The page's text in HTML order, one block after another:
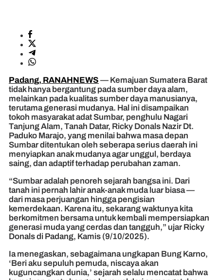
Padang, RANAHNEWS — Kemajuan Sumatera Barat
tidak hanya bergantung pada sumber daya alam,
melainkan pada kualitas sumber daya manusianya,
terutama generasi mudanya. Hal ini disampaikan
tokoh masyarakat adat Sumbar, penghulu Nagari
Tanjung Alam, Tanah Datar, Ricky Donals Nazir Dt.
Paduko Marajo, yang menilai bahwa masa depan
Sumbar ditentukan oleh seberapa serius daerah ini
menyiapkan anak mudanya agar unggul, berdaya
saing, dan adaptif terhadap perubahan zaman.
“Sumbar adalah penoreh sejarah bangsa ini. Dari
tanah ini pernah lahir anak-anak muda luar biasa —
dari masa perjuangan hingga pengisian
kemerdekaan. Karena itu, sekarang waktunya kita
berkomitmen bersama untuk kembali mempersiapkan
generasi muda yang cerdas dan tangguh,” ujar Ricky
Donals di Padang, Kamis (9/10/2025).
Ia menegaskan, sebagaimana ungkapan Bung Karno,
‘Beri aku sepuluh pemuda, niscaya akan
kuguncangkan dunia,’ sejarah selalu mencatat bahwa